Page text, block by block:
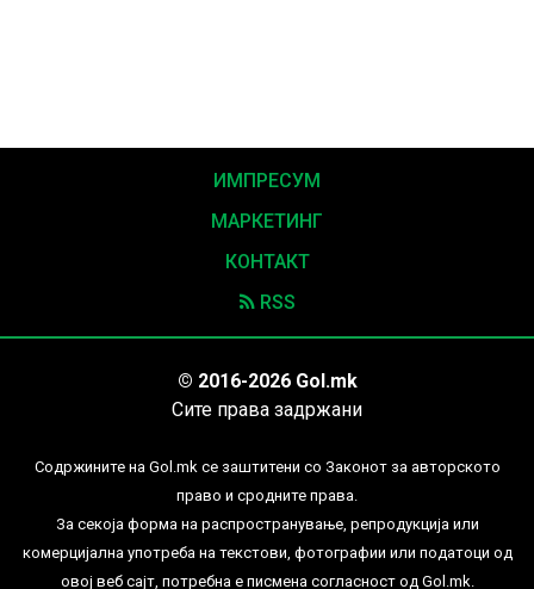
ИМПРЕСУМ
МАРКЕТИНГ
КОНТАКТ
RSS
© 2016-2026 Gol.mk
Сите права задржани
Содржините на Gol.mk се заштитени со Законот за авторското
право и сродните права.
За секоја форма на распространување, репродукција или
комерцијална употреба на текстови, фотографии или податоци од
овој веб сајт, потребна е писмена согласност од Gol.mk.